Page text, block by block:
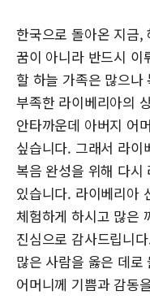
한국으로 돌아온 지금,
꿈이 아니라 반드시 이
할 하늘 가족은 많으나
부족한 라이베리아의
안타까운데 아버지 어
싶습니다. 그래서 라이
복음 완성을 위해 다시
있습니다. 라이베리아
체험하게 하시고 많은
진심으로 감사드립니
많은 사람을 옳은 데로
어머니께 기쁨과 감동